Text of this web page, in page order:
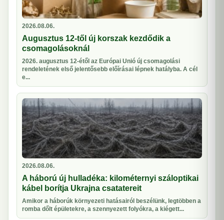
2026.08.06.
Augusztus 12-től új korszak kezdődik a
csomagolásoknál
2026. augusztus 12-étől az Európai Unió új csomagolási
rendeletének első jelentősebb előírásai lépnek hatályba. A cél
e...
2026.08.06.
A háború új hulladéka: kilométernyi száloptikai
kábel borítja Ukrajna csatatereit
Amikor a háborúk környezeti hatásairól beszélünk, legtöbben a
romba dőlt épületekre, a szennyezett folyókra, a kiégett...